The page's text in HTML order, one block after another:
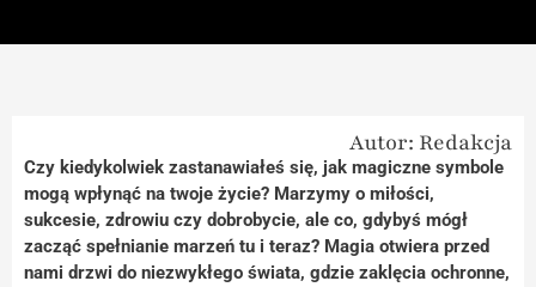
Autor: Redakcja
Czy kiedykolwiek zastanawiałeś się, jak magiczne symbole
mogą wpłynąć na twoje życie? Marzymy o miłości,
sukcesie, zdrowiu czy dobrobycie, ale co, gdybyś mógł
zacząć spełnianie marzeń tu i teraz? Magia otwiera przed
nami drzwi do niezwykłego świata, gdzie zaklęcia ochronne,